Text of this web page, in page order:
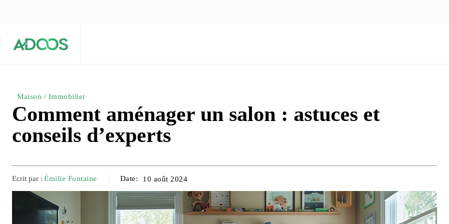
Maison / Immobilier
Comment aménager un salon : astuces et
conseils d’experts
Ecrit par : Émilie Fontaine Date: 10 août 2024